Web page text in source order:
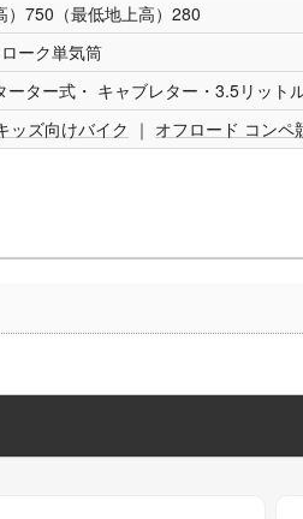
）750（最低地上高）280
ーク単気筒
ーター式・ キャブレター・3.5リット
ッズ向けバイク ｜ オフロード コンペ